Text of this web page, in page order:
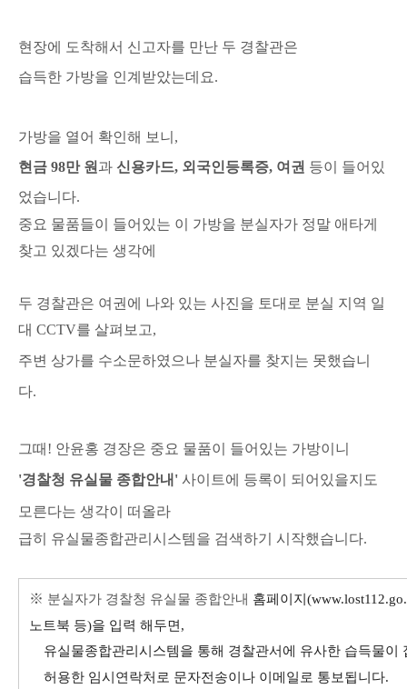
현장에 도착해서 신고자를 만난 두 경찰관은
습득한 가방을 인계받았는데요.
가방을 열어 확인해 보니,
현금 98만 원 과 신용카드, 외국인등록증, 여권 등이 들어있
었습니다.
중요 물품들이 들어있는 이 가방을 분실자가 정말 애타게
찾고 있겠다는 생각에
두 경찰관은 여권에 나와 있는 사진을 토대로 분실 지역 일
대 CCTV를 살펴보고,
주변 상가를 수소문하였으나 분실자를 찾지는 못했습니
다.
그때! 안윤홍 경장은 중요 물품이 들어있는 가방이니
'경찰청 유실물 종합안내 ' 사이트에 등록이 되어있을지도
모른다는 생각이 떠올라
급히 유실물종합관리시스템을 검색하기 시작했습니다.
※ 분실자가 경찰청 유실물 종합안내 홈페이지
노트북 등)을 입력 해두면,
유실물종합관리시스템을 통해 경찰관서에 유사한 습득물이
허용한 임시연락처로 문자전송이나 이메일로 통보됩니다.